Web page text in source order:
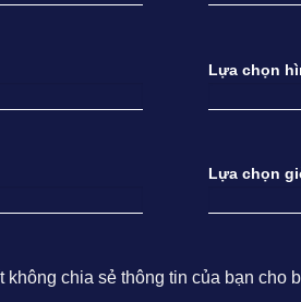
Lựa chọn
Lựa chọn
không chia sẻ thông tin của bạn cho